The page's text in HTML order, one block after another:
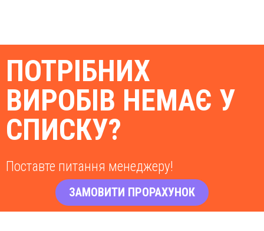
ПОТРІБНИХ
ВИРОБІВ НЕМАЄ У
СПИСКУ?
Поставте питання менеджеру!
ЗАМОВИТИ ПРОРАХУНОК